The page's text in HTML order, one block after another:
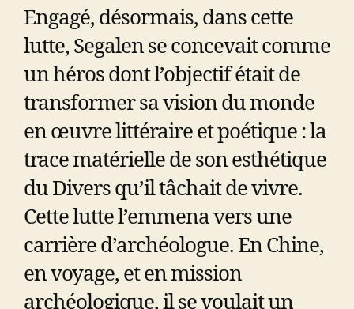
Engagé, désormais, dans cette
lutte, Segalen se concevait comme
un héros dont l’objectif était de
transformer sa vision du monde
en œuvre littéraire et poétique : la
trace matérielle de son esthétique
du Divers qu’il tâchait de vivre.
Cette lutte l’emmena vers une
carrière d’archéologue. En Chine,
en voyage, et en mission
archéologique, il se voulait un